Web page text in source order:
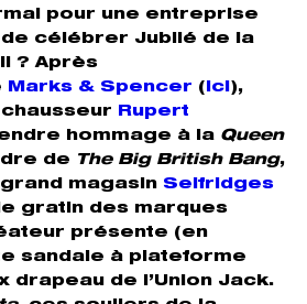
pour une entreprise
célébrer Jubilé de la
? Après
Marks & Spencer ( ici),
chausseur Rupert
hommage à la Queen
de The Big British Bang,
magasin Selfridges
gratin des marques
présente (en
sandale à plateforme
drapeau de l’Union Jack.